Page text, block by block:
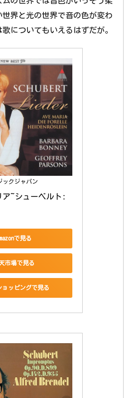
界と光の世界で音の色が変わ
についてもいえるはずだが。
ックジャパン
ア~シューベルト:
で見る
市場で見る
ョッピングで見る